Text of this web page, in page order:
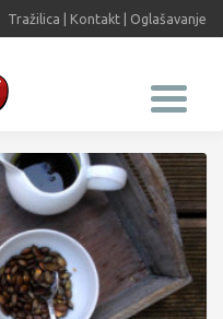
Tražilica Kontakt Oglašavanje